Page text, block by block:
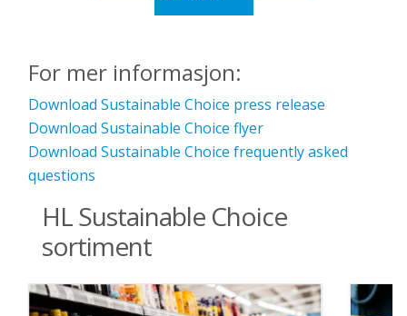
For mer informasjon:
Download Sustainable Choice press release
Download Sustainable Choice flyer
Download Sustainable Choice frequently asked
questions
HL Sustainable Choice
sortiment